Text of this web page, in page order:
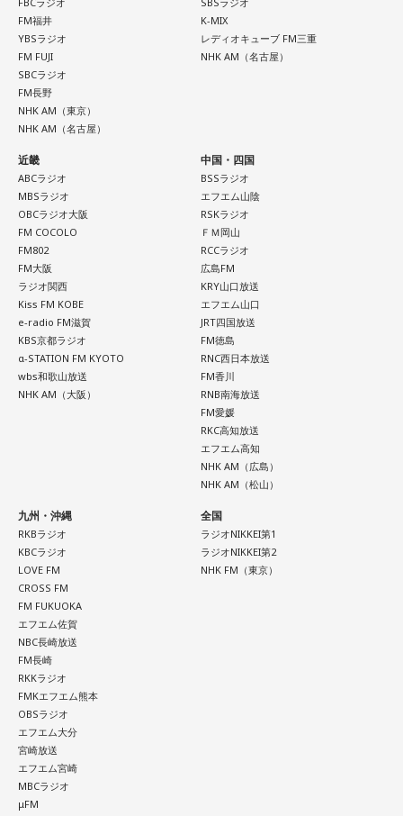
FM福井
YBSラジオ
FM FUJI
SBCラジオ
FM長野
NHK AM（東京）
NHK AM（名古屋）
K-MIX
レディオキューブ FM三重
NHK AM（名古屋）
近畿
ABCラジオ
MBSラジオ
OBCラジオ大阪
FM COCOLO
FM802
FM大阪
ラジオ関西
Kiss FM KOBE
e-radio FM滋賀
KBS京都ラジオ
α-STATION FM KYOTO
wbs和歌山放送
NHK AM（大阪）
中国・四国
BSSラジオ
エフエム山陰
RSKラジオ
ＦＭ岡山
RCCラジオ
広島FM
KRY山口放送
エフエム山口
JRT四国放送
FM徳島
RNC西日本放送
FM香川
RNB南海放送
FM愛媛
RKC高知放送
エフエム高知
NHK AM（広島）
NHK AM（松山）
九州・沖縄
RKBラジオ
KBCラジオ
LOVE FM
CROSS FM
FM FUKUOKA
エフエム佐賀
NBC長崎放送
FM長崎
RKKラジオ
FMKエフエム熊本
OBSラジオ
エフエム大分
宮崎放送
エフエム宮崎
MBCラジオ
μFM
全国
ラジオNIKKEI第1
ラジオNIKKEI第2
NHK FM（東京）